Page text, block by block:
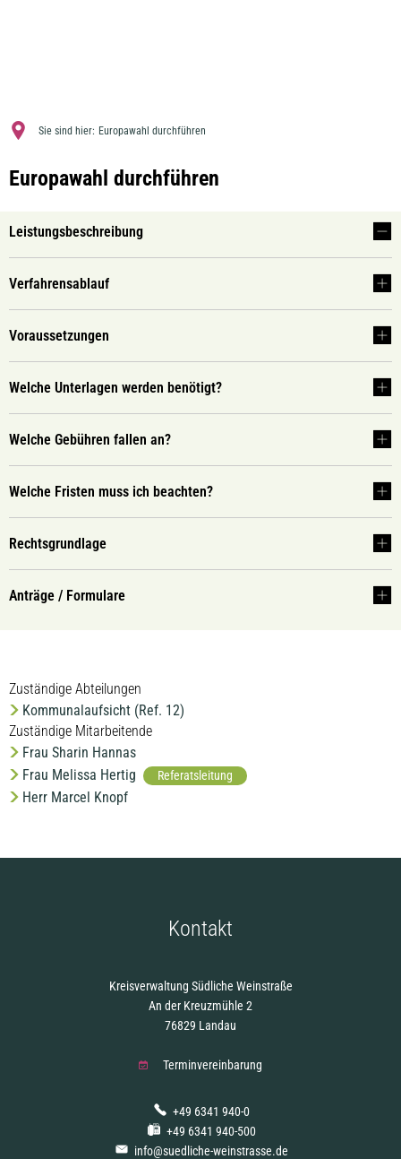
Sie sind hier: Europawahl durchführen
Europawahl durchführen
Leistungsbeschreibung
Verfahrensablauf
Voraussetzungen
Welche Unterlagen werden benötigt?
Welche Gebühren fallen an?
Welche Fristen muss ich beachten?
Rechtsgrundlage
Anträge / Formulare
Zuständige Abteilungen
Kommunalaufsicht (Ref. 12)
Zuständige Mitarbeitende
Frau Sharin Hannas
Frau Melissa Hertig
Referatsleitung
Herr Marcel Knopf
Kontakt
Kreisverwaltung Südliche Weinstraße
An der Kreuzmühle 2
76829 Landau
Terminvereinbarung
+49 6341 940-0
+49 6341 940-500
info@suedliche-weinstrasse.de